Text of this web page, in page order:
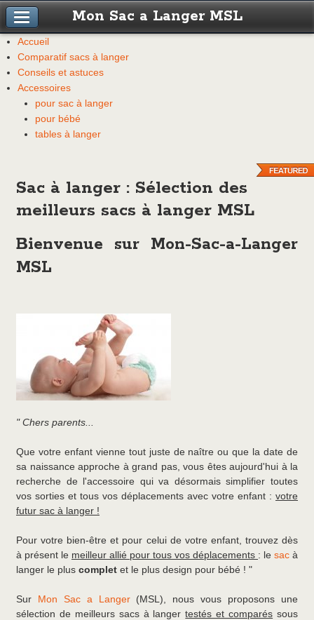
Accueil
Comparatif sacs à langer
Conseils et astuces
Accessoires
pour sac à langer
pour bébé
tables à langer
Mon Sac a Langer MSL
Sac à langer : Sélection des
meilleurs sacs à langer MSL
Bienvenue sur Mon-Sac-a-Langer
MSL
" Chers parents...
Que votre enfant vienne tout juste de naître ou que la date de
sa naissance approche à grand pas, vous êtes aujourd'hui à la
recherche de l'accessoire qui va désormais simplifier toutes
vos sorties et tous vos déplacements avec votre enfant : votre
futur sac à langer !
Pour votre bien-être et pour celui de votre enfant, trouvez dès
à présent le meilleur allié pour tous vos déplacements : le sac à
langer le plus complet et le plus design pour bébé ! "
Sur Mon Sac a Langer(MSL), nous vous proposons une
sélection de meilleurs sacs à langertestés et comparés sous